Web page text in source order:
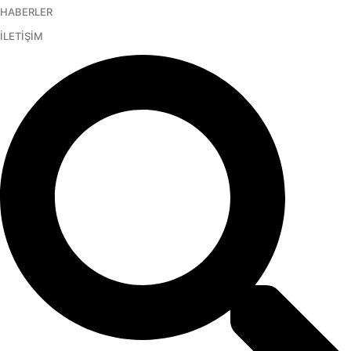
İçeriğe
atla
HABERLER
İLETİŞİM